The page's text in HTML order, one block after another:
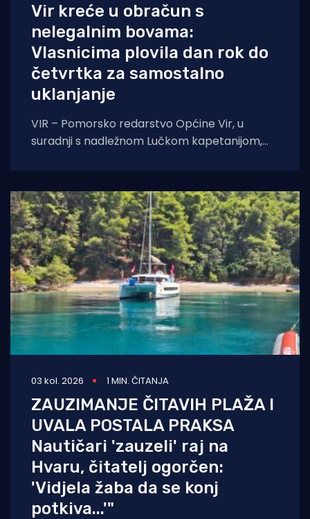
Vir kreće u obračun s
nelegalnim bovama:
Vlasnicima plovila dan rok do
četvrtka za samostalno
uklanjanje
VIR – Pomorsko redarstvo Općine Vir, u
suradnji s nadležnom Lučkom kapetanijom,
03 kol. 2026 1 MIN. ČITANJA
ZAUZIMANJE ČITAVIH PLAŽA I
UVALA POSTALA PRAKSA
Nautičari 'zauzeli' raj na
Hvaru, čitatelj ogorčen:
'Vidjela žaba da se konj
potkiva...'"